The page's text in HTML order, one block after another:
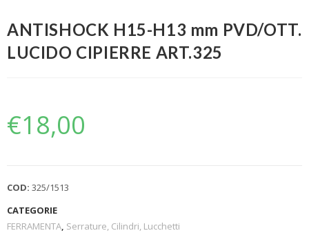
ANTISHOCK H15-H13 mm PVD/OTT.
LUCIDO CIPIERRE ART.325
€18,00
COD: 325/1513
CATEGORIE
FERRAMENTA, Serrature, Cilindri, Lucchetti